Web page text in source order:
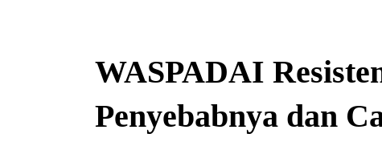
WASPADAI
Penyebabnya dan